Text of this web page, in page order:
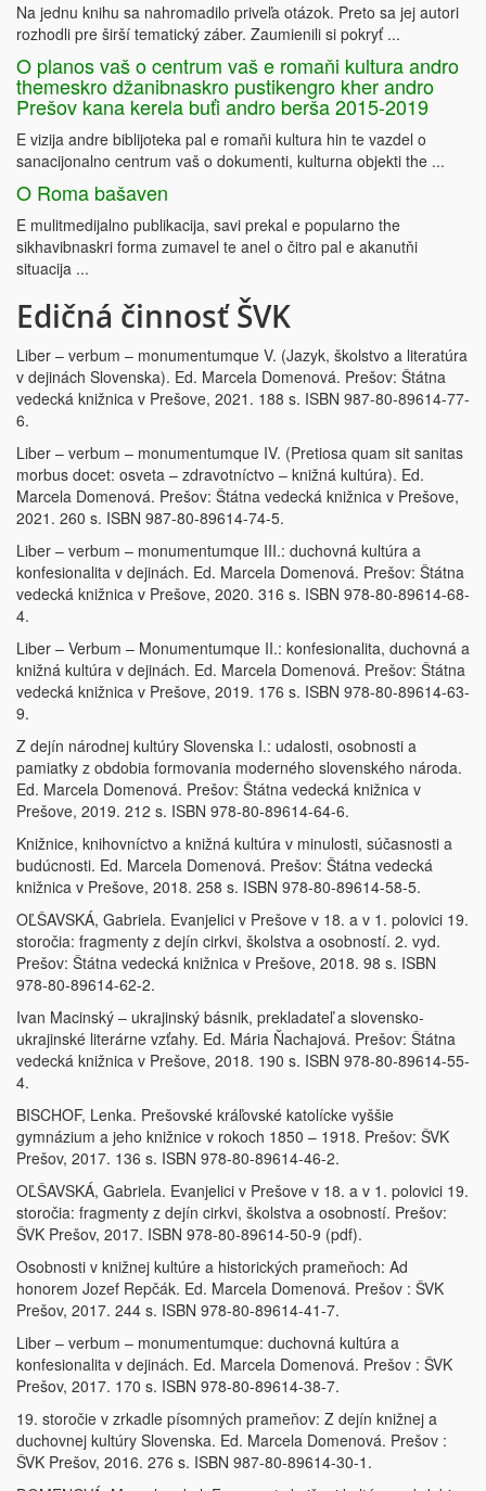
Na jednu knihu sa nahromadilo priveľa otázok. Preto sa jej autori
rozhodli pre širší tematický záber. Zaumienili si pokryť ...
O planos vaš o centrum vaš e romaňi kultura andro
themeskro džanibnaskro pustikengro kher andro
Prešov kana kerela buťi andro berša 2015-2019
E vizija andre biblijoteka pal e romaňi kultura hin te vazdel o
sanacijonalno centrum vaš o dokumenti, kulturna objekti the ...
O Roma bašaven
E mulitmedijalno publikacija, savi prekal e popularno the
sikhavibnaskri forma zumavel te anel o čitro pal e akanutňi
situacija ...
Edičná činnosť ŠVK
Liber – verbum – monumentumque V. (Jazyk, školstvo a literatúra
v dejinách Slovenska). Ed. Marcela Domenová. Prešov: Štátna
vedecká knižnica v Prešove, 2021. 188 s. ISBN 987-80-89614-77-
6.
Liber – verbum – monumentumque IV. (Pretiosa quam sit sanitas
morbus docet: osveta – zdravotníctvo – knižná kultúra). Ed.
Marcela Domenová. Prešov: Štátna vedecká knižnica v Prešove,
2021. 260 s. ISBN 987-80-89614-74-5.
Liber – verbum – monumentumque III.: duchovná kultúra a
konfesionalita v dejinách. Ed. Marcela Domenová. Prešov: Štátna
vedecká knižnica v Prešove, 2020. 316 s. ISBN 978-80-89614-68-
4.
Liber – Verbum – Monumentumque II.: konfesionalita, duchovná a
knižná kultúra v dejinách. Ed. Marcela Domenová. Prešov: Štátna
vedecká knižnica v Prešove, 2019. 176 s. ISBN 978-80-89614-63-
9.
Z dejín národnej kultúry Slovenska I.: udalosti, osobnosti a
pamiatky z obdobia formovania moderného slovenského národa.
Ed. Marcela Domenová. Prešov: Štátna vedecká knižnica v
Prešove, 2019. 212 s. ISBN 978-80-89614-64-6.
Knižnice, knihovníctvo a knižná kultúra v minulosti, súčasnosti a
budúcnosti. Ed. Marcela Domenová. Prešov: Štátna vedecká
knižnica v Prešove, 2018. 258 s. ISBN 978-80-89614-58-5.
OĽŠAVSKÁ, Gabriela. Evanjelici v Prešove v 18. a v 1. polovici 19.
storočia: fragmenty z dejín cirkvi, školstva a osobností. 2. vyd.
Prešov: Štátna vedecká knižnica v Prešove, 2018. 98 s. ISBN
978-80-89614-62-2.
Ivan Macinský – ukrajinský básnik, prekladateľ a slovensko-
ukrajinské literárne vzťahy. Ed. Mária Ňachajová. Prešov: Štátna
vedecká knižnica v Prešove, 2018. 190 s. ISBN 978-80-89614-55-
4.
BISCHOF, Lenka. Prešovské kráľovské katolícke vyššie
gymnázium a jeho knižnice v rokoch 1850 – 1918. Prešov: ŠVK
Prešov, 2017. 136 s. ISBN 978-80-89614-46-2.
OĽŠAVSKÁ, Gabriela. Evanjelici v Prešove v 18. a v 1. polovici 19.
storočia: fragmenty z dejín cirkvi, školstva a osobností. Prešov:
ŠVK Prešov, 2017. ISBN 978-80-89614-50-9 (pdf).
Osobnosti v knižnej kultúre a historických prameňoch: Ad
honorem Jozef Repčák. Ed. Marcela Domenová. Prešov : ŠVK
Prešov, 2017. 244 s. ISBN 978-80-89614-41-7.
Liber – verbum – monumentumque: duchovná kultúra a
konfesionalita v dejinách. Ed. Marcela Domenová. Prešov : ŠVK
Prešov, 2017. 170 s. ISBN 978-80-89614-38-7.
19. storočie v zrkadle písomných prameňov: Z dejín knižnej a
duchovnej kultúry Slovenska. Ed. Marcela Domenová. Prešov :
ŠVK Prešov, 2016. 276 s. ISBN 987-80-89614-30-1.